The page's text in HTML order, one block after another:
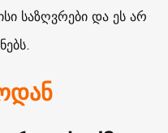
საზღვრები და ეს არ